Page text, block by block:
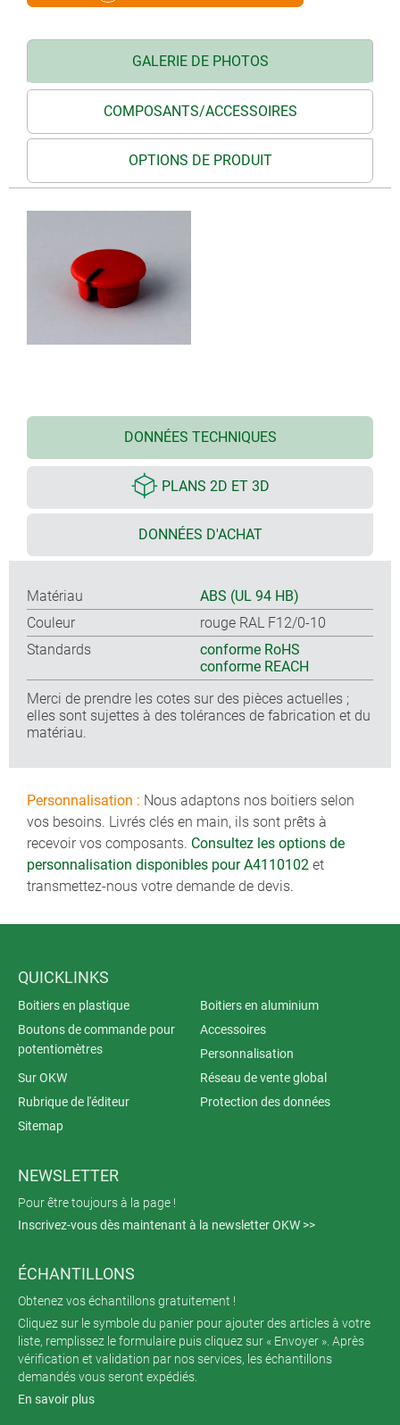
GALERIE DE PHOTOS
COMPOSANTS/ACCESSOIRES
OPTIONS DE PRODUIT
DONNÉES TECHNIQUES
PLANS 2D ET 3D
DONNÉES D'ACHAT
Matériau
ABS (UL 94 HB)
Couleur
rouge RAL F12/0-10
Standards
conforme RoHS
conforme REACH
Merci de prendre les cotes sur des pièces actuelles ;
elles sont sujettes à des tolérances de fabrication et du
matériau.
Personnalisation : Nous adaptons nos boitiers selon
vos besoins. Livrés clés en main, ils sont prêts à
recevoir vos composants. Consultez les options de
personnalisation disponibles pour A4110102 et
transmettez-nous votre demande de devis.
QUICKLINKS
Boitiers en plastique
Boitiers en aluminium
Boutons de commande pour
potentiomètres
Accessoires
Personnalisation
Sur OKW
Réseau de vente global
Rubrique de l'éditeur
Protection des données
Sitemap
NEWSLETTER
Pour être toujours à la page !
Inscrivez-vous dès maintenant à la newsletter OKW >>
ÉCHANTILLONS
Obtenez vos échantillons gratuitement !
Cliquez sur le symbole du panier pour ajouter des articles à votre
liste, remplissez le formulaire puis cliquez sur « Envoyer ». Après
vérification et validation par nos services, les échantillons
demandés vous seront expédiés.
En savoir plus